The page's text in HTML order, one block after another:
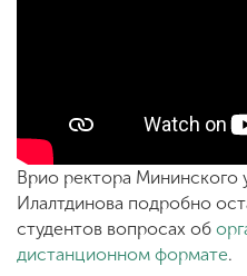
Приемная
комиссия
+7 (831) 262-26-20
Врио ректора Мининского
Илалтдинова подробно
студентов вопросах об
дистанционном формате.